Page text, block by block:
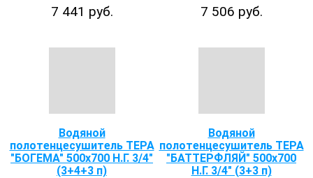
7 441 руб. 7 506 руб.
Водяной
полотенцесушитель ТЕРА
"БОГЕМА" 500х700 Н.Г. 3/4"
(3+4+3 п)
Водяной
полотенцесушитель ТЕРА
"БАТТЕРФЛЯЙ" 500х700
Н.Г. 3/4" (3+3 п)